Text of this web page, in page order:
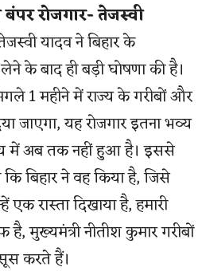
रोजगार- तेजस्वी
यादव ने बिहार के
के बाद ही बड़ी घोषणा की है।
1 महीने में राज्य के गरीबों और
जाएगा, यह रोजगार इतना भव्य
में अब तक नहीं हुआ है। इससे
बिहार ने वह किया है, जिसे
रास्ता दिखाया है, हमारी
मुख्यमंत्री नीतीश कुमार गरीबों
करते हैं।